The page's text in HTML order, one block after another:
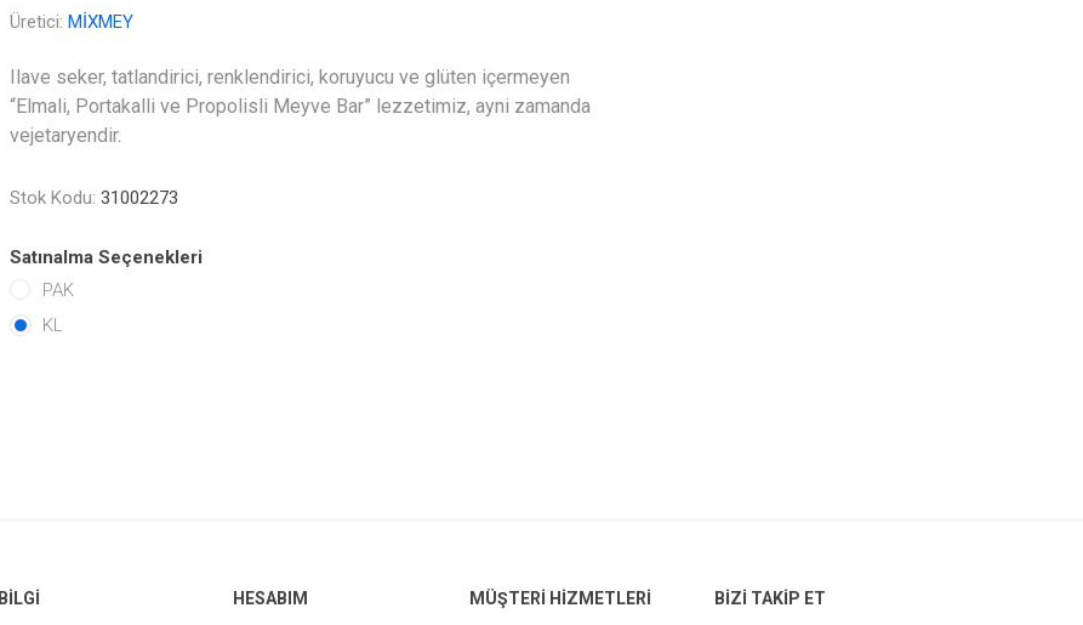
Üretici: MİXMEY
Ilave seker, tatlandirici, renklendirici, koruyucu ve glüten içermeyen
“Elmali, Portakalli ve Propolisli Meyve Bar” lezzetimiz, ayni zamanda
vejetaryendir.
Stok Kodu: 31002273
Satınalma Seçenekleri
PAK
KL
BILGI HESABIM MÜŞTERI HIZMETLERI BIZI TAKIP ET